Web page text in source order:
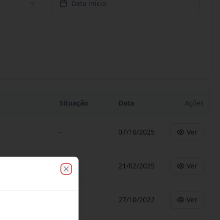
Data início
Situação Data Ações
- 07/10/2025 Ver
- 21/02/2025 Ver
27/10/2022 Ver
Close